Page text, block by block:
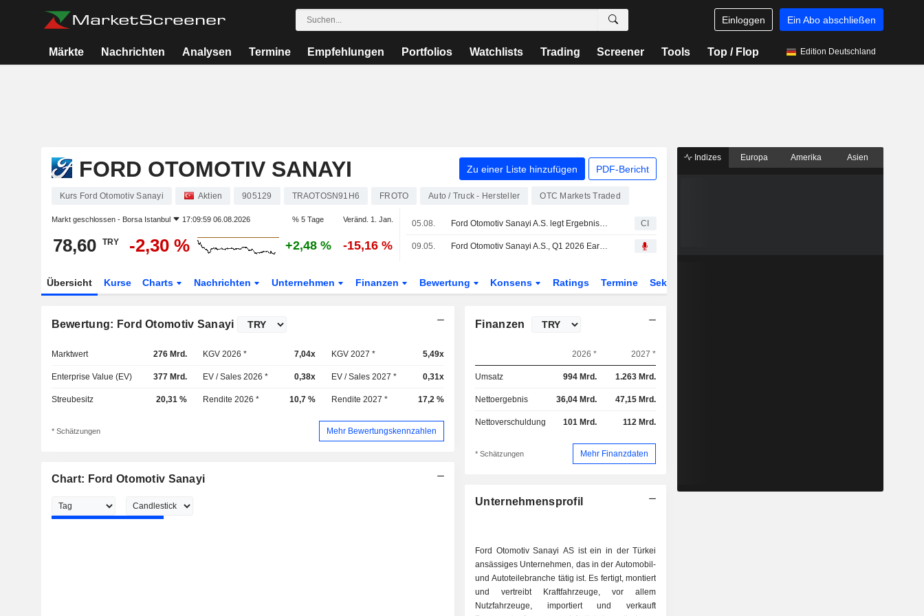
Einloggen Ein Abo abschließen
Märkte Nachrichten Analysen Termine Empfehlungen Portfolios Watchlists Trading Screener Tools Top / Flop Edition Deutschland
FORD OTOMOTIV SANAYI Zu einer Liste hinzufügen PDF-Bericht
Kurs Ford Otomotiv Sanayi Aktien 905129 TRAOTOSN91H6 FROTO Auto / Truck - Hersteller OTC Markets Traded
Markt geschlossen - Borsa Istanbul 17:09:59 06.08.2026 % 5 Tage Veränd. 1. Jan.
78,60 TRY -2,30 % +2,48 % -15,16 %
05.08. Ford Otomotiv Sanayi A.S. legt Ergebnisse für das zweite Quartal und das erste Halbjahr zum 30. Juni 2026 vor CI
09.05. Ford Otomotiv Sanayi A.S., Q1 2026 Earnings Call, May 06, 2026
Übersicht Kurse Charts Nachrichten Unternehmen Finanzen Bewertung Konsens Ratings Termine Sektor
Bewertung: Ford Otomotiv Sanayi
Marktwert 276 Mrd. KGV 2026 * 7,04x KGV 2027 * 5,49x
Enterprise Value (EV) 377 Mrd. EV / Sales 2026 * 0,38x EV / Sales 2027 * 0,31x
Streubesitz 20,31 % Rendite 2026 * 10,7 % Rendite 2027 * 17,2 %
* Schätzungen Mehr Bewertungskennzahlen
Chart: Ford Otomotiv Sanayi
Finanzen
2026 * 2027 *
Umsatz 994 Mrd. 1.263 Mrd.
Nettoergebnis 36,04 Mrd. 47,15 Mrd.
Nettoverschuldung 101 Mrd. 112 Mrd.
* Schätzungen Mehr Finanzdaten
Unternehmensprofil
Ford Otomotiv Sanayi AS ist ein in der Türkei
ansässiges Unternehmen, das in der Automobil-
und Autoteilebranche tätig ist. Es fertigt, montiert
und vertreibt Kraftfahrzeuge, vor allem
Nutzfahrzeuge, importiert und verkauft
Indizes Europa Amerika Asien